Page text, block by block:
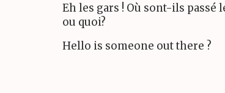
Eh les gars ! Où sont-ils passé
ou quoi?
Hello is someone out there ?